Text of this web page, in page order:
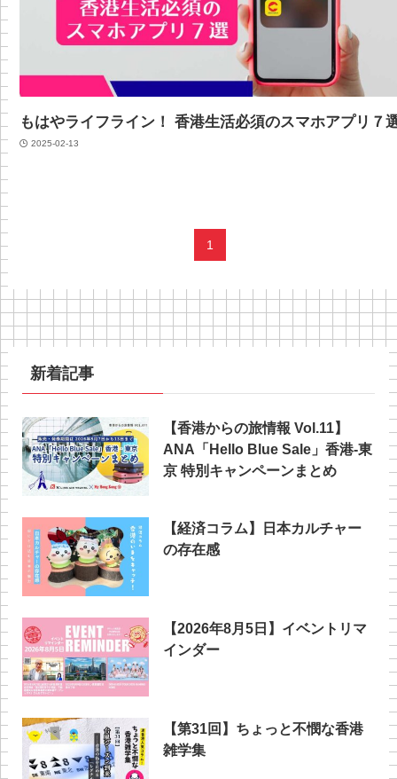
もはやライフライン！ 香港生活必須のスマホアプリ７
2025-02-13
1
新着記事
【香港からの旅情報 Vol.11】
ANA「Hello Blue Sale」香港‐東
京 特別キャンペーンまとめ
【経済コラム】日本カルチャー
の存在感
【2026年8月5日】イベントリマ
インダー
【第31回】ちょっと不憫な香港
雑学集